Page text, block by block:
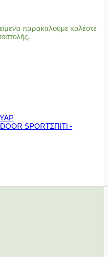
παρακαλούμε καλέστε
SPORTΣΠΙΤΙ -